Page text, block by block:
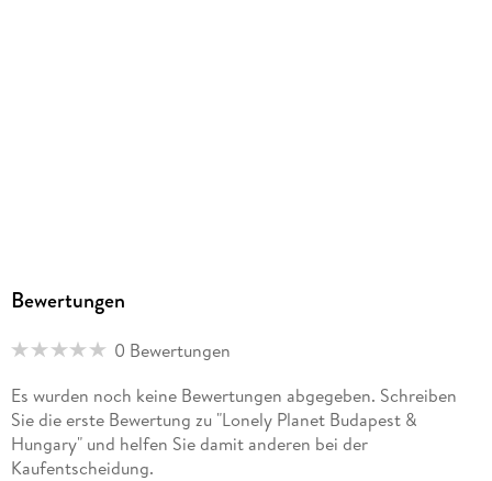
Bewertungen
0 Bewertungen
Es wurden noch keine Bewertungen abgegeben. Schreiben
Sie die erste Bewertung zu "Lonely Planet Budapest &
Hungary" und helfen Sie damit anderen bei der
Kaufentscheidung.